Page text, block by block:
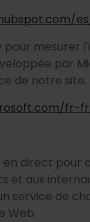
pour
par
de notre site.
fr-
en direct pour
et aux
service de
Web.